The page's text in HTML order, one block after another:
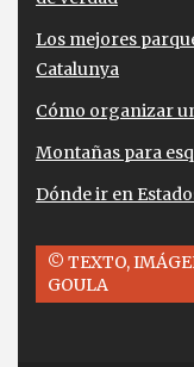
Los mejores
Catalunya
Cómo organizar
Montañas para
Dónde ir en
© TEXTO,
GOULA